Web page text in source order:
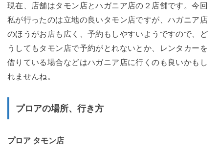
現在、店舗はタモン店とハガニア店の２店舗です。今回
私が行ったのは立地の良いタモン店ですが、ハガニア店
のほうがお店も広く、予約もしやすいようですので、ど
うしてもタモン店で予約がとれないとか、レンタカーを
借りている場合などはハガニア店に行くのも良いかもし
れませんね。
プロアの場所、行き方
プロア タモン店